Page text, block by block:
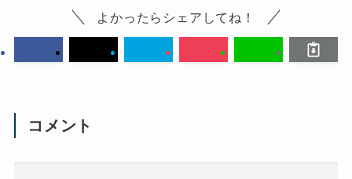
よかったらシェアしてね！
コメント